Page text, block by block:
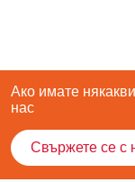
Ако имате
нас
Свържете се с